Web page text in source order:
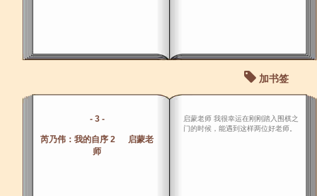
加书签
- 3 -
芮乃伟：我的自序 2 启蒙老
师
启蒙老师 我很幸运在刚刚踏入围棋之
门的时候，能遇到这样两位好老师。